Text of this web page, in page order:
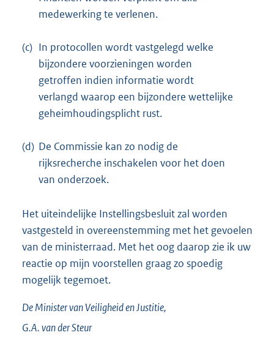
medewerking te verlenen.
(c) In protocollen wordt vastgelegd welke
bijzondere voorzieningen worden
getroffen indien informatie wordt
verlangd waarop een bijzondere wettelijke
geheimhoudingsplicht rust.
(d) De Commissie kan zo nodig de
rijksrecherche inschakelen voor het doen
van onderzoek.
Het uiteindelijke Instellingsbesluit zal worden
vastgesteld in overeenstemming met het gevoelen
van de ministerraad. Met het oog daarop zie ik uw
reactie op mijn voorstellen graag zo spoedig
mogelijk tegemoet.
De Minister van Veiligheid en Justitie,
G.A. van derSteur